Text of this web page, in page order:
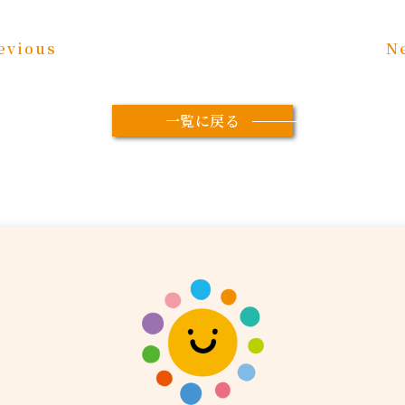
一覧に戻る